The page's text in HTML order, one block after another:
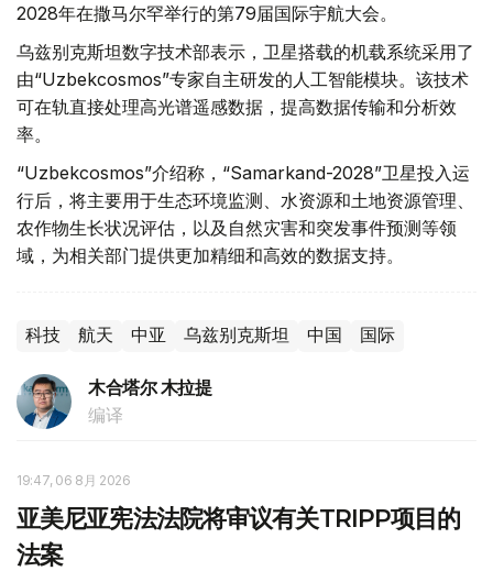
2028年在撒马尔罕举行的第79届国际宇航大会。
乌兹别克斯坦数字技术部表示，卫星搭载的机载系统采用了
由“Uzbekcosmos”专家自主研发的人工智能模块。该技术
可在轨直接处理高光谱遥感数据，提高数据传输和分析效
率。
“Uzbekcosmos”介绍称，“Samarkand-2028”卫星投入运
行后，将主要用于生态环境监测、水资源和土地资源管理、
农作物生长状况评估，以及自然灾害和突发事件预测等领
域，为相关部门提供更加精细和高效的数据支持。
科技 航天 中亚 乌兹别克斯坦 中国 国际
木合塔尔 木拉提
编译
19:47, 06 8月 2026
亚美尼亚宪法法院将审议有关TRIPP项目的
法案